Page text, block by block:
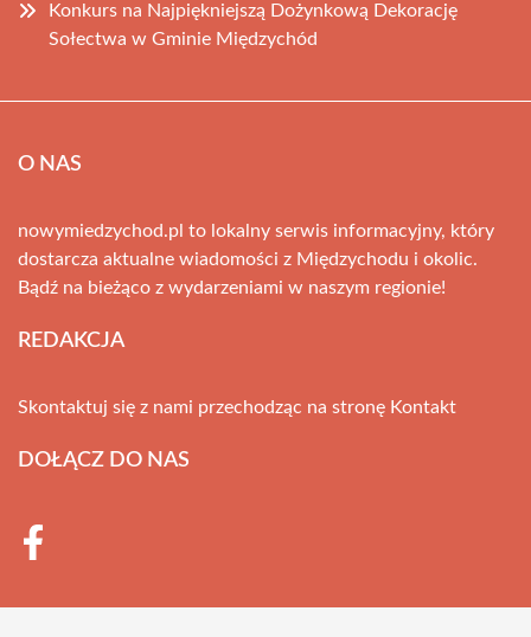
Konkurs na Najpiękniejszą Dożynkową Dekorację
Sołectwa w Gminie Międzychód
O NAS
nowymiedzychod.pl to lokalny serwis informacyjny, który
dostarcza aktualne wiadomości z Międzychodu i okolic.
Bądź na bieżąco z wydarzeniami w naszym regionie!
REDAKCJA
Skontaktuj się z nami przechodząc na stronę Kontakt
DOŁĄCZ DO NAS